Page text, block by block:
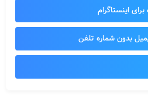
اینستاگرام
بدون شماره تلفن